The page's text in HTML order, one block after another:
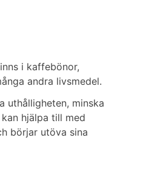
i kaffebönor,
andra livsmedel.
uthålligheten, minska
hjälpa till med
börjar utöva sina